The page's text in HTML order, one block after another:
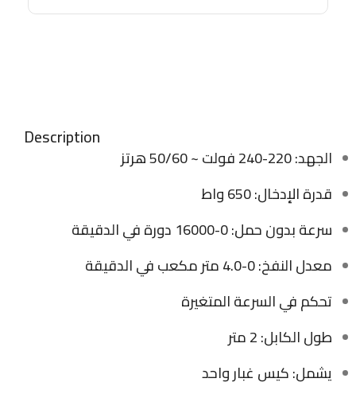
Description
الجهد: 220-240 فولت ~ 50/60 هرتز
قدرة الإدخال: 650 واط
سرعة بدون حمل: 0-16000 دورة في الدقيقة
معدل النفخ: 0-4.0 متر مكعب في الدقيقة
تحكم في السرعة المتغيرة
طول الكابل: 2 متر
يشمل: كيس غبار واحد